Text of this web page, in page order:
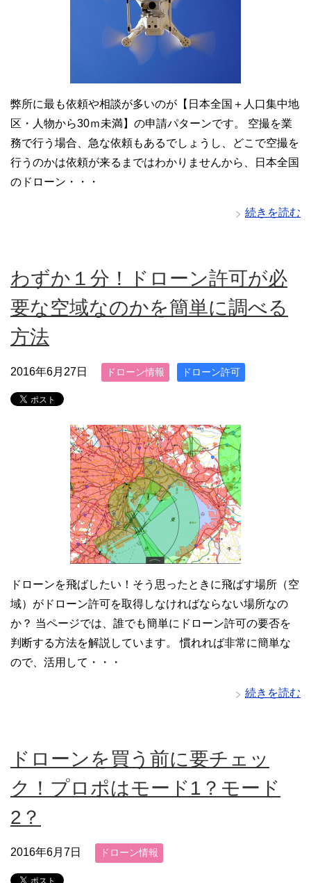
弊所に最も依頼や相談が多いのが【日本全国＋人口集中地
区・人物から30ｍ未満】の申請パターンです。 空撮を業
務で行う場合、急な依頼もあるでしょうし、どこで空撮を
行うのかは依頼が来るまではわかりませんから、日本全国
のドローン・・・
続きを読む
わずか１分！ドローン許可が必
要な空域なのかを簡単に調べる
方法
2016年6月27日 ドローン情報 ドローン許可
ドローンを飛ばしたい！そう思ったときに飛ばす場所（空
域）がドローン許可を取得しなければならない場所なの
か？ 当ページでは、誰でも簡単にドローン許可の要否を
判断する方法を解説しています。 慣れれば非常に簡単な
ので、活用して・・・
続きを読む
ドローンを買う前に要チェッ
ク！プロポはモード1？モード
2？
2016年6月7日 ドローン情報